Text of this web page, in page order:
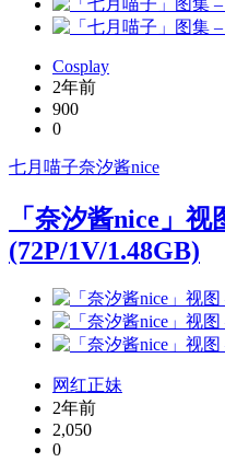
Cosplay
2年前
900
0
七月喵子奈汐酱nice
「奈汐酱nice」
(72P/1V/1.48GB)
网红正妹
2年前
2,050
0